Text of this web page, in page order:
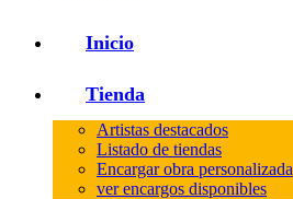
Inicio
Tienda
Artistas destacados
Listado de tiendas
Encargar obra personalizada
ver encargos disponibles